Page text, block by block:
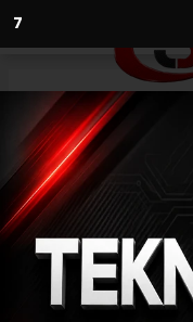
6
Anasayfa Kültür-
Kadı
Tarihe
09.06.2026 -